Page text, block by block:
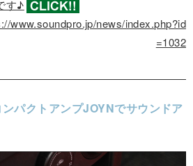
す♪
www.soundpro.jp/news/index.php?id
=1032
パクトアンプJOYNでサウンドア